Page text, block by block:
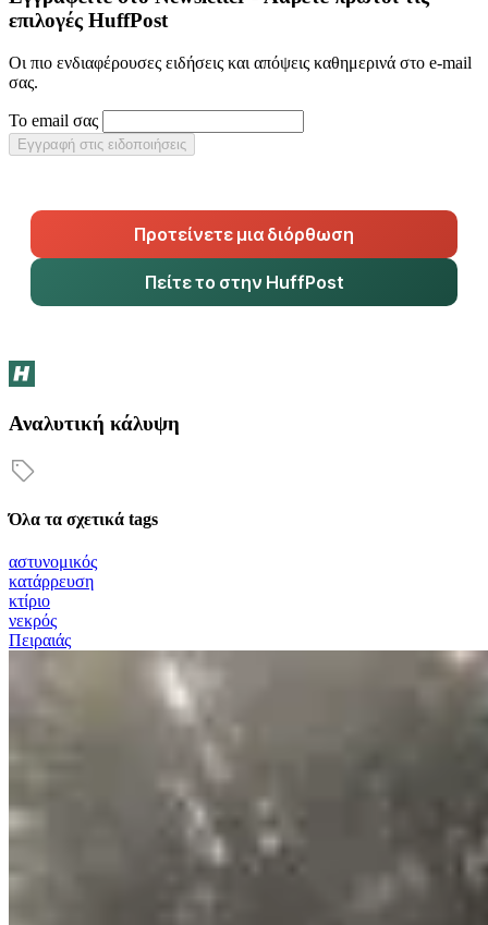
επιλογές HuffPost
Οι πιο ενδιαφέρουσες ειδήσεις και απόψεις καθημερινά στο e-mail
σας.
Το email σας
Εγγραφή στις ειδοποιήσεις
Προτείνετε μια διόρθωση
Πείτε το στην HuffPost
Αναλυτική κάλυψη
Όλα τα σχετικά tags
αστυνομικός
κατάρρευση
κτίριο
νεκρός
Πειραιάς